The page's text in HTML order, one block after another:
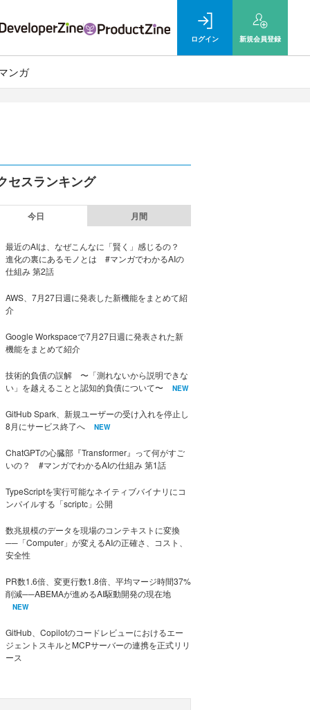
ログイン 新規会員登録
ンガ
セスランキング
今日 月間
最近のAIは、なぜこんなに「賢く」感じるの？
進化の裏にあるモノとは #マンガでわかるAIの
仕組み 第2話
AWS、7月27日週に発表した新機能をまとめて紹
介
Google Workspaceで7月27日週に発表された新
機能をまとめて紹介
技術的負債の誤解 〜「測れないから説明できな
い」を越えることと認知的負債について〜
NEW
GitHub Spark、新規ユーザーの受け入れを停止し
8月にサービス終了へ
NEW
ChatGPTの心臓部『Transformer』って何がすご
いの？ #マンガでわかるAIの仕組み 第1話
TypeScriptを実行可能なネイティブバイナリにコ
ンパイルする「scriptc」公開
数兆規模のデータを現場のコンテキストに変換
──「Computer」が変えるAIの正確さ、コスト、
安全性
PR数1.6倍、変更行数1.8倍、平均マージ時間37%
削減──ABEMAが進めるAI駆動開発の現在地
NEW
GitHub、Copilotのコードレビューにおけるエー
ジェントスキルとMCPサーバーの連携を正式リリ
ース